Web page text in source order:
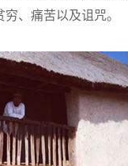
、痛苦以及诅咒。